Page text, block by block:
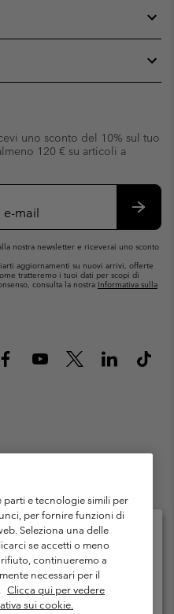
uno sconto del 10% sul tuo
120 € su articoli a
nostra newsletter e riceverai uno sconto
aggiornamenti su nuovi arrivi, offerte
tratteremo i tuoi dati per scopi di
consulta la nostra Informativa sulla
di Venditaa
Garanzia
membership
dagli utenti
Impressum
parti e tecnologie simili per
per fornire funzioni di
Seleziona una delle
se accetti o meno
continueremo a
necessari per il
Clicca qui per vedere
sui cookie.
e la lingua
disponibile